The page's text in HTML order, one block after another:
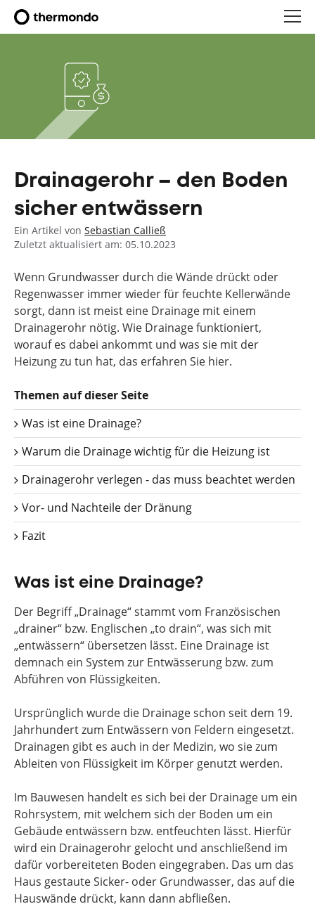
Drainagerohr – den Boden
sicher entwässern
Ein Artikel von Sebastian Calließ
Zuletzt aktualisiert am: 05.10.2023
Wenn Grundwasser durch die Wände drückt oder
Regenwasser immer wieder für feuchte Kellerwände
sorgt, dann ist meist eine Drainage mit einem
Drainagerohr nötig. Wie Drainage funktioniert,
worauf es dabei ankommt und was sie mit der
Heizung zu tun hat, das erfahren Sie hier.
Themen auf dieser Seite
Was ist eine Drainage?
Warum die Drainage wichtig für die Heizung ist
Drainagerohr verlegen - das muss beachtet werden
Vor- und Nachteile der Dränung
Fazit
Was ist eine Drainage?
Der Begriff „Drainage“ stammt vom Französischen
„drainer“ bzw. Englischen „to drain“, was sich mit
„entwässern“ übersetzen lässt. Eine Drainage ist
demnach ein System zur Entwässerung bzw. zum
Abführen von Flüssigkeiten.
Ursprünglich wurde die Drainage schon seit dem 19.
Jahrhundert zum Entwässern von Feldern eingesetzt.
Drainagen gibt es auch in der Medizin, wo sie zum
Ableiten von Flüssigkeit im Körper genutzt werden.
Im Bauwesen handelt es sich bei der Drainage um ein
Rohrsystem, mit welchem sich der Boden um ein
Gebäude entwässern bzw. entfeuchten lässt. Hierfür
wird ein Drainagerohr gelocht und anschließend im
dafür vorbereiteten Boden eingegraben. Das um das
Haus gestaute Sicker- oder Grundwasser, das auf die
Hauswände drückt, kann dann abfließen.